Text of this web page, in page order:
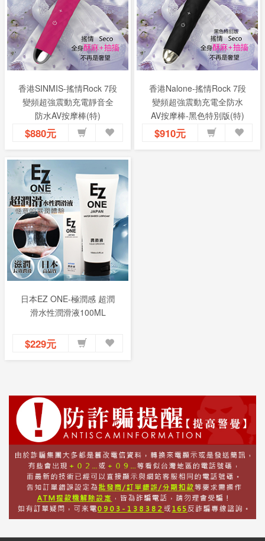
香港SINMIS-搖情Rock 7段
變頻超強震動充電靜音全
防水AV按摩棒(特)
$880元
香港Nalone-搖情Rock 7段
變頻超強震動充電全防水
AV按摩棒-黑色特別版(特)
$910元
日本EZ ONE-極潤感 超潤
滑水性潤滑液100ML
$229元